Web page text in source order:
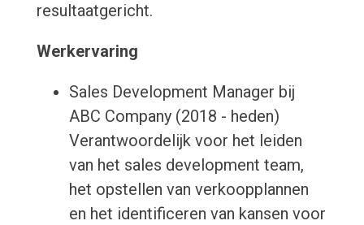
resultaatgericht.
Werkervaring
Sales Development Manager bij
ABC Company (2018 - heden)
Verantwoordelijk voor het leiden
van het sales development team,
het opstellen van verkoopplannen
en het identificeren van kansen voor